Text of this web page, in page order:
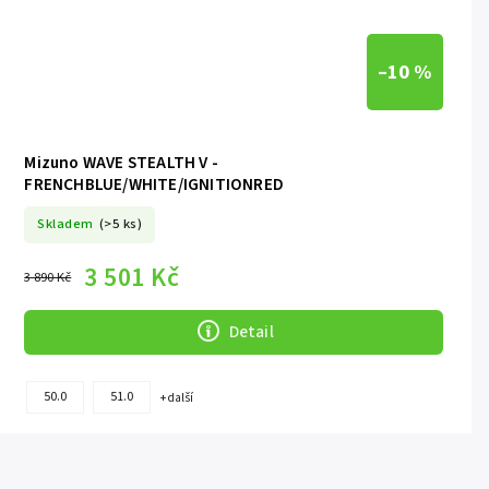
–10 %
Mizuno WAVE STEALTH V -
FRENCHBLUE/WHITE/IGNITIONRED
Skladem (>5 ks)
3 890 Kč 3 501 Kč
Detail
50.0 51.0 + další